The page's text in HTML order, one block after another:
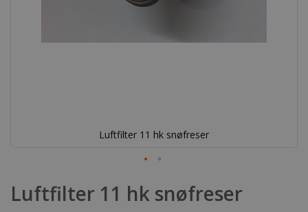
Luftfilter 11 hk snøfreser
til
begynnelsen
Luftfilter 11 hk snøfreser